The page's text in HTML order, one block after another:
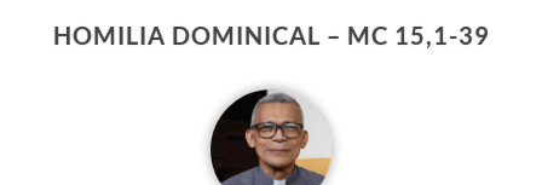
HOMILIA DOMINICAL – MC 15,1-39